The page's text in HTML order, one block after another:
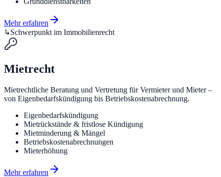
Mehr erfahren
↳Schwerpunkt im Immobilienrecht
Mietrecht
Mietrechtliche Beratung und Vertretung für Vermieter und Mieter –
von Eigenbedarfskündigung bis Betriebskostenabrechnung.
Eigenbedarfskündigung
Mietrückstände & fristlose Kündigung
Mietminderung & Mängel
Betriebskostenabrechnungen
Mieterhöhung
Mehr erfahren